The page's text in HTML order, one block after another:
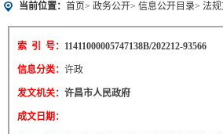
当前位置： 首页> 政务公开> 信息公开目录> 法
索 引 号： 11411000005747138B/202212-93566
信息分类： 许政
发文机关： 许昌市人民政府
成文日期：